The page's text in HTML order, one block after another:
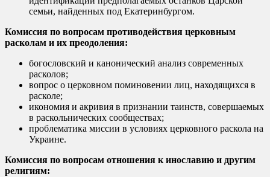
семьи, найденных под Екатеринбургом.
Комиссия по вопросам противодействия церковным
расколам и их преодоления:
богословский и канонический анализ современных
расколов;
вопрос о церковном поминовении лиц, находящихся в
расколе;
икономия и акривия в признании таинств, совершаемых
в раскольнических сообществах;
проблематика миссии в условиях церковного раскола на
Украине.
Комиссия по вопросам отношения к инославию и другим
религиям: